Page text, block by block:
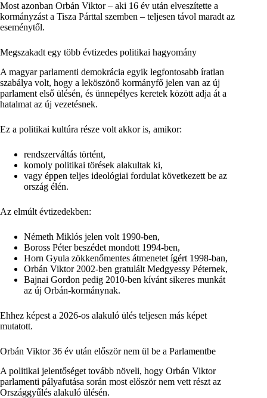
Most azonban Orbán Viktor – aki 16 év után elveszítette a
kormányzást a Tisza Párttal szemben – teljesen távol maradt az
eseménytől.
Megszakadt egy több évtizedes politikai hagyomány
A magyar parlamenti demokrácia egyik legfontosabb íratlan
szabálya volt, hogy a leköszönő kormányfő jelen van az új
parlament első ülésén, és ünnepélyes keretek között adja át a
hatalmat az új vezetésnek.
Ez a politikai kultúra része volt akkor is, amikor:
rendszerváltás történt,
komoly politikai törések alakultak ki,
vagy éppen teljes ideológiai fordulat következett be az
ország élén.
Az elmúlt évtizedekben:
Németh Miklós jelen volt 1990-ben,
Boross Péter beszédet mondott 1994-ben,
Horn Gyula zökkenőmentes átmenetet ígért 1998-ban,
Orbán Viktor 2002-ben gratulált Medgyessy Péternek,
Bajnai Gordon pedig 2010-ben kívánt sikeres munkát
az új Orbán-kormánynak.
Ehhez képest a 2026-os alakuló ülés teljesen más képet
mutatott.
Orbán Viktor 36 év után először nem ül be a Parlamentbe
A politikai jelentőséget tovább növeli, hogy Orbán Viktor
parlamenti pályafutása során most először nem vett részt az
Országgyűlés alakuló ülésén.